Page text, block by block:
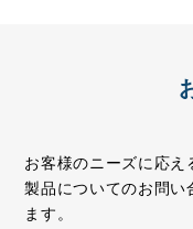
お客様のニーズに応え
製品についてのお問い
ます。